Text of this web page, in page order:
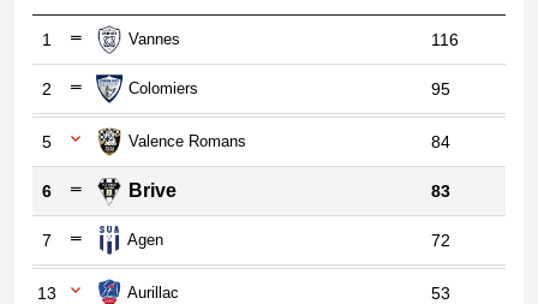
1 Vannes 116
2 Colomiers 95
5 Valence Romans 84
6 Brive 83
7 Agen 72
13 Aurillac 53